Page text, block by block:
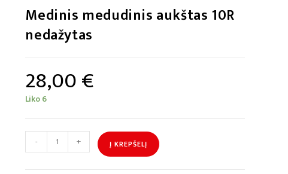
Medinis medudinis aukštas 10R
nedažytas
28,00€
Liko 6
- + Į KREPŠELĮ